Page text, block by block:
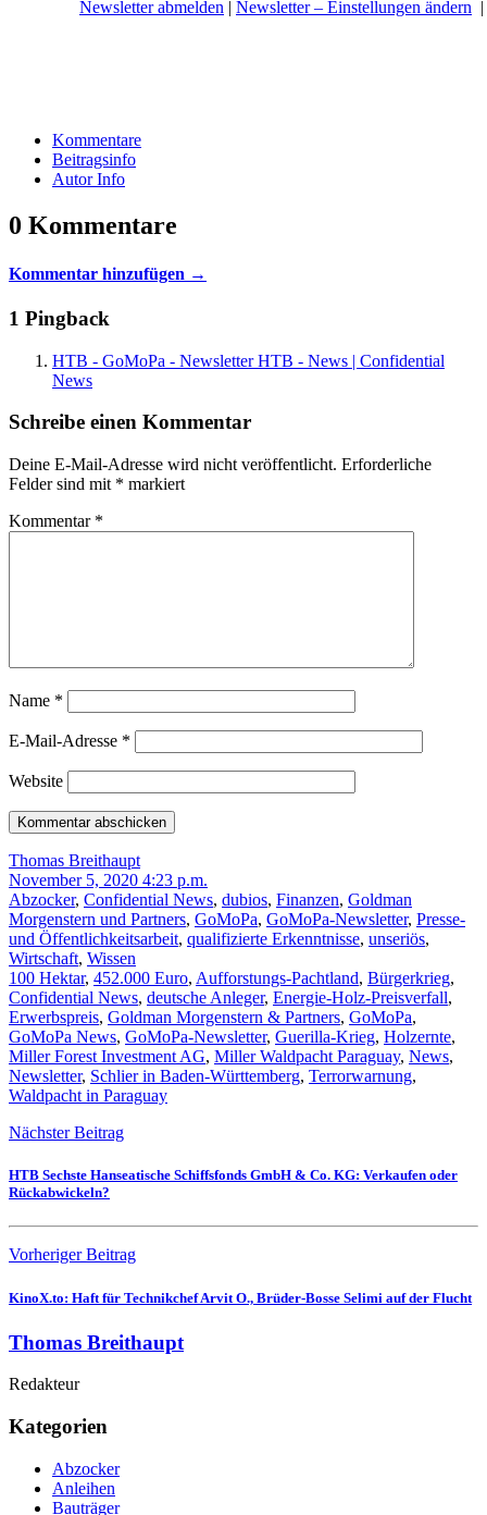
Newsletter abmelden Newsletter – Einstellungen ändern
Kommentare
Beitragsinfo
Autor Info
0 Kommentare
Kommentar hinzufügen →
1 Pingback
HTB - GoMoPa - Newsletter HTB - News | Confidential
News
Schreibe einen Kommentar
Deine E-Mail-Adresse wird nicht veröffentlicht. Erforderliche
Felder sind mit * markiert
Kommentar *
Name *
E-Mail-Adresse *
Website
Thomas Breithaupt
November 5, 2020 4:23 p.m.
Abzocker, Confidential News, dubios, Finanzen, Goldman
Morgenstern und Partners, GoMoPa, GoMoPa-Newsletter, Presse-
und Öffentlichkeitsarbeit, qualifizierte Erkenntnisse, unseriös,
Wirtschaft, Wissen
100 Hektar, 452.000 Euro, Aufforstungs-Pachtland, Bürgerkrieg,
Confidential News, deutsche Anleger, Energie-Holz-Preisverfall,
Erwerbspreis, Goldman Morgenstern & Partners, GoMoPa,
GoMoPa News, GoMoPa-Newsletter, Guerilla-Krieg, Holzernte,
Miller Forest Investment AG, Miller Waldpacht Paraguay, News,
Newsletter, Schlier in Baden-Württemberg, Terrorwarnung,
Waldpacht in Paraguay
Nächster Beitrag
HTB Sechste Hanseatische Schiffsfonds GmbH & Co. KG: Verkaufen oder
Rückabwickeln?
Vorheriger Beitrag
KinoX.to: Haft für Technikchef Arvit O., Brüder-Bosse Selimi auf der Flucht
Thomas Breithaupt
Redakteur
Kategorien
Abzocker
Anleihen
Bauträger